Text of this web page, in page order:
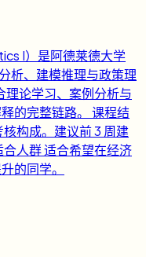
I）是阿德莱德大学
析、建模推理与政策理
理论学习、案例分析与
的完整链路。 课程结
构成。建议前 3 周建
人群 适合希望在经济
的同学。